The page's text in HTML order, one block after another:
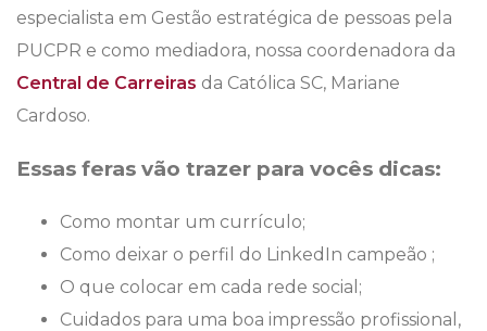
especialista em Gestão estratégica de pessoas pela
PUCPR e como mediadora, nossa coordenadora da
Central de Carreiras da Católica SC, Mariane
Cardoso.
Essas feras vão trazer para vocês dicas:
Como montar um currículo;
Como deixar o perfil do LinkedIn campeão ;
O que colocar em cada rede social;
Cuidados para uma boa impressão profissional,